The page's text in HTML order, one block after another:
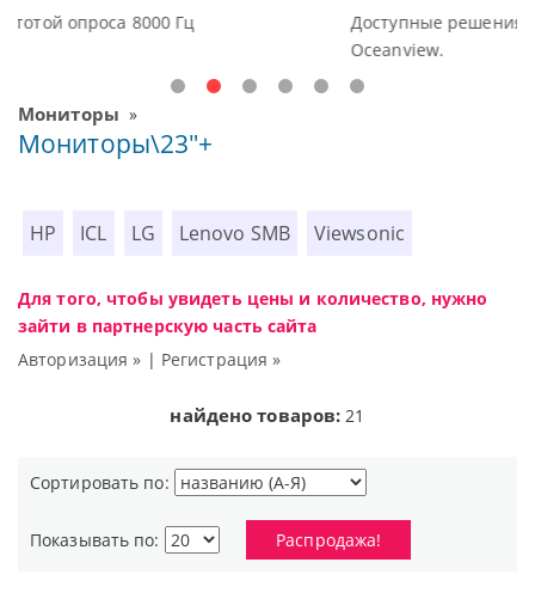
Доступные решения начального уровня, новые
Мониторы »
Мониторы\23"+
HP ICL LG Lenovo SMB Viewsonic
Для того, чтобы увидеть цены и количество, нужно
зайти в партнерскую часть сайта
Авторизация » | Регистрация »
найдено товаров: 21
Сортировать по:
Показывать по: Распродажа!